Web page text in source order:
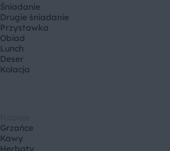
Śniadanie
Drugie śniadanie
Przystawka
Obiad
Lunch
Deser
Kolacja
Grzańce
Kawy
Herbaty